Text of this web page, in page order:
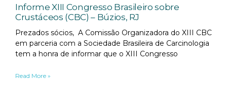
Informe XIII Congresso Brasileiro sobre
Crustáceos (CBC) – Búzios, RJ
Prezados sócios, A Comissão Organizadora do XIII CBC
em parceria com a Sociedade Brasileira de Carcinologia
tem a honra de informar que o XIII Congresso
Read More »